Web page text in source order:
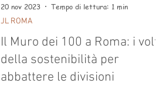
Il Muro dei 100 a Roma: i volti
della sostenibilità per
abbattere le divisioni
JL ROMA
20 nov 2023 Tempo di lettura: 1 min